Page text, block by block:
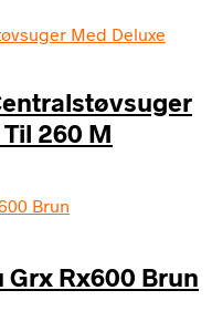
260 M
Rx600 Brun